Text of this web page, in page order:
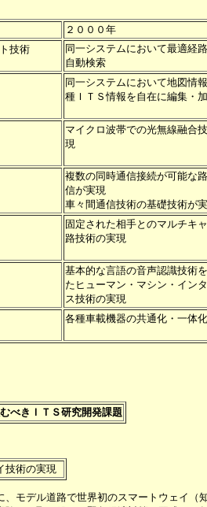
技術 同一システムにおいて最適経
御
同一システムにおいて地図情
種ＩＴＳ情報を自在に編
バ
術
マイクロ波帯での光無線融合
通
複数の同時通信接続が可能な
信が
ト
術
固定された相手とのマルチキ
路技術の
マ
ン
基本的な言語の音声認識技術
たヒューマン・マシン・イン
端
各種車載機器の共通化・一体
べきＩＴＳ研究開発課題
モデル道路で世界初のスマートウェイ（